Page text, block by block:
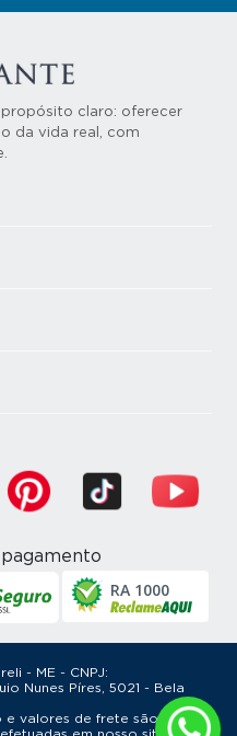
claro: oferecer
da vida real, com
RA 1000
- ME - CNPJ:
Nunes Píres, 5021 - Bela
e valores de frete são válidos
em nosso site, não